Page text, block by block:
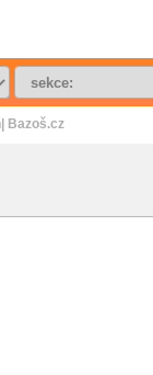
Bazoš.cz